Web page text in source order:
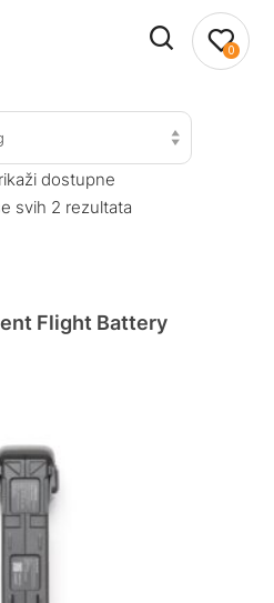
0
dostupne
svih 2 rezultata
Flight Battery